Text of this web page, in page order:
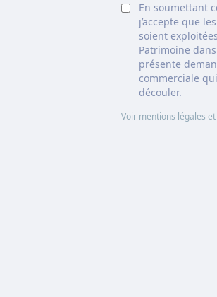
En soumettant
j’accepte que
soient
Patrimoine
présente
commerciale
découler.
Voir mentions légales et